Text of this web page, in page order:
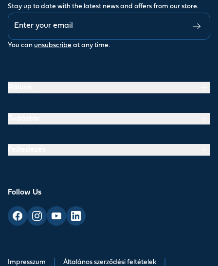
Stay up to date with the latest news and offers from our store.
You can unsubscribe at any time.
Follow Us
Impresszum Általános szerződési feltételek